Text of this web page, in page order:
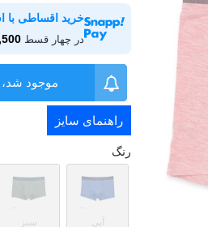
خرید اقساطی با
در چهار قسط 67,500
موجود شد،
راهنمای سایز
رنگ
آبی سبز